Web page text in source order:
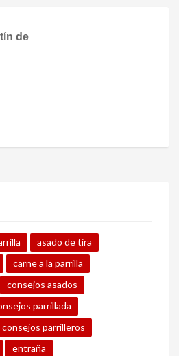
de
asado de tira
carne a la parrilla
consejos asados
parrillada
consejos parrilleros
entraña